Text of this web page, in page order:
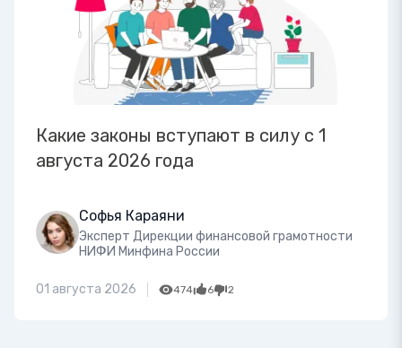
Какие законы вступают в силу с 1
августа 2026 года
Софья Караяни
Эксперт Дирекции финансовой грамотности
НИФИ Минфина России
01 августа 2026 474 6 2